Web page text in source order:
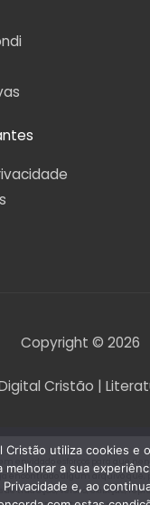
Copyright © 2026
Cristão |
envidado esforços para que
encontrado algum arquivo que,
de tradução, versão, exibição,
Cristão utiliza cookies e
melhorar a sua
e, ao